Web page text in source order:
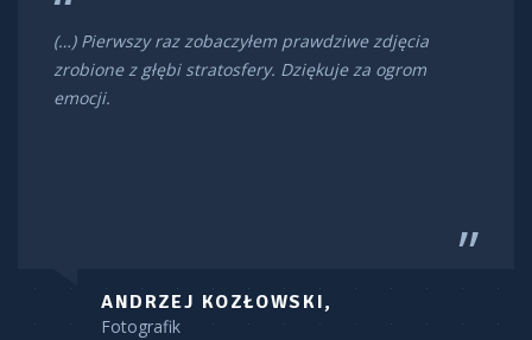
(…) Pierwszy raz zobaczyłem prawdziwe zdjęcia
zrobione z głębi stratosfery. Dziękuje za ogrom
emocji.
ANDRZEJ KOZŁOWSKI,
Fotografik